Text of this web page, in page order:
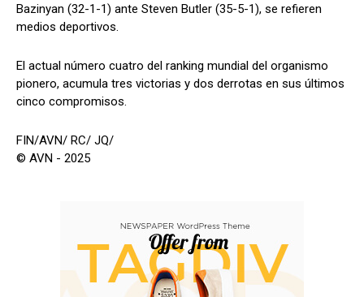
Bazinyan (32-1-1) ante Steven Butler (35-5-1), se refieren
medios deportivos.
El actual número cuatro del ranking mundial del organismo
pionero, acumula tres victorias y dos derrotas en sus últimos
cinco compromisos.
FIN/AVN/ RC/ JQ/
© AVN - 2025